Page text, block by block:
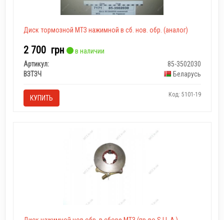
Диск тормозной МТЗ нажимной в сб. нов. обр. (аналог)
2 700 грн
в наличии
Артикул:
85-3502030
ВЗТЗЧ
Беларусь
КУПИТЬ Код: 5101-19